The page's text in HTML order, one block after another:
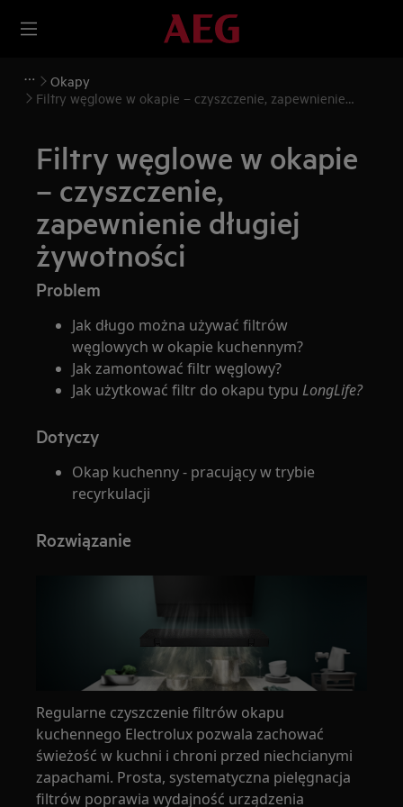
Okapy
Filtry węglowe w okapie – czyszczenie, zapewnienie
Filtry węglowe w okapie
– czyszczenie,
zapewnienie długiej
żywotności
Problem
Jak długo można używać filtrów
węglowych w okapie kuchennym?
Jak zamontować filtr węglowy?
Jak użytkować filtr do okapu typuLongLife?
Dotyczy
Okap kuchenny - pracujący w trybie
recyrkulacji
Rozwiązanie
Regularne czyszczenie filtrów okapu
kuchennego Electrolux pozwala zachować
świeżość w kuchni i chroni przed niechcianymi
zapachami. Prosta, systematyczna pielęgnacja
filtrów poprawia wydajność urządzenia